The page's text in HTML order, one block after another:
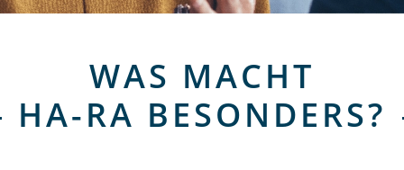
WAS MACHT
HA-RA BESONDERS?